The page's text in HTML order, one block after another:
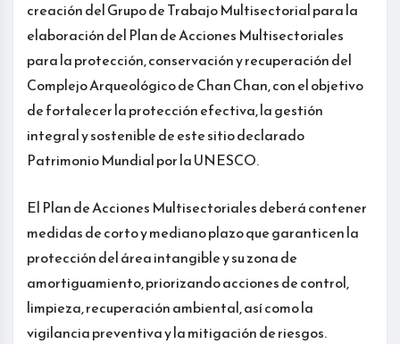
creación del Grupo de Trabajo Multisectorial para la
elaboración del Plan de Acciones Multisectoriales
para la protección, conservación y recuperación del
Complejo Arqueológico de Chan Chan, con el objetivo
de fortalecer la protección efectiva, la gestión
integral y sostenible de este sitio declarado
Patrimonio Mundial por la UNESCO.
El Plan de Acciones Multisectoriales deberá contener
medidas de corto y mediano plazo que garanticen la
protección del área intangible y su zona de
amortiguamiento, priorizando acciones de control,
limpieza, recuperación ambiental, así como la
vigilancia preventiva y la mitigación de riesgos.